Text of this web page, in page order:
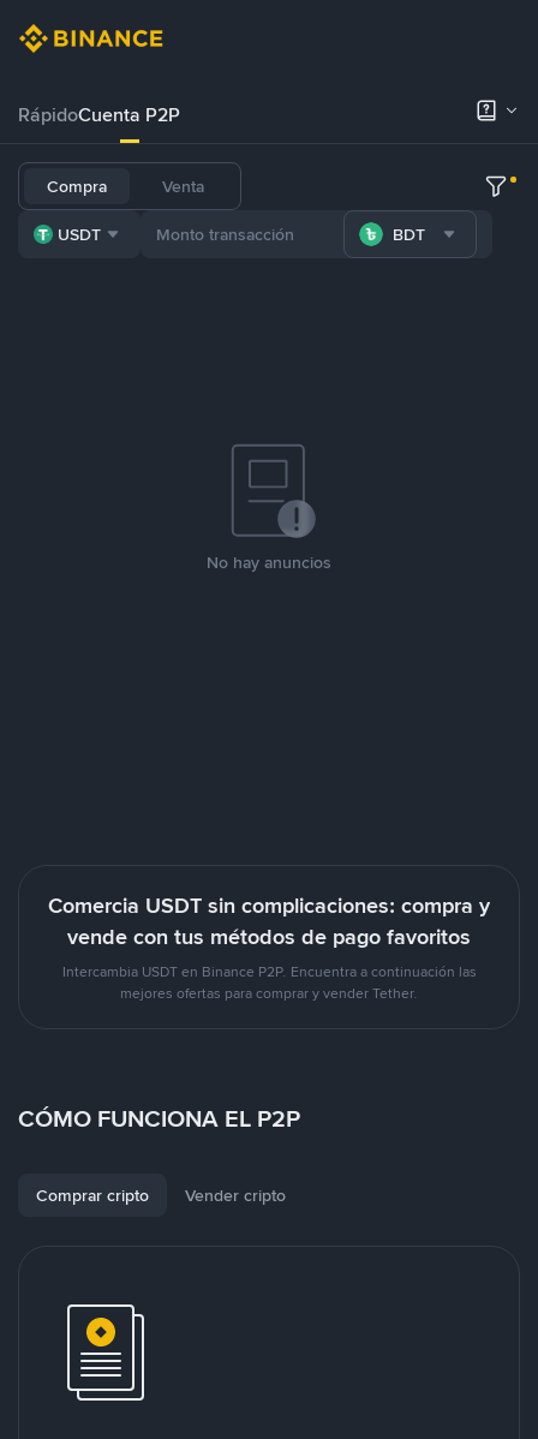
RápidoCuenta P2P
Compra Venta
USDT BDT
No hay anuncios
Comercia USDT sin complicaciones: compra y
vende con tus métodos de pago favoritos
Intercambia USDT en Binance P2P. Encuentra a continuación las
mejores ofertas para comprar y vender Tether.
CÓMO FUNCIONA EL P2P
Comprar cripto Vender cripto